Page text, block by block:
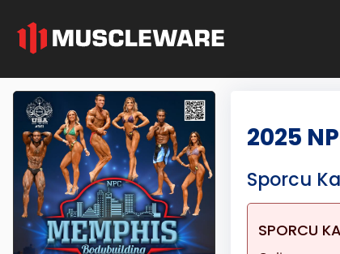
2025
Sporcu
SPORCU